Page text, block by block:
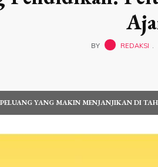
BY REDAKSI
YANG MAKIN MENJANJIKAN DI